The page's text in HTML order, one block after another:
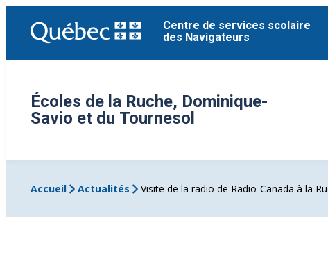
contenu
Centre de services scolaire
des Navigateurs
Écoles de la Ruche, Dominique-
Savio et du Tournesol
Accueil Actualités Visite de la radio de Radio-Canada à la